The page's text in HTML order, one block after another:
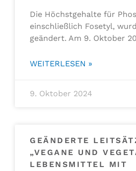
Die Höchstgehalte für
einschließlich Fosetyl,
geändert. Am 9. Oktober
WEITERLESEN »
9. Oktober 2024
GEÄNDERTE
„VEGANE UND
LEBENSMITTEL MIT